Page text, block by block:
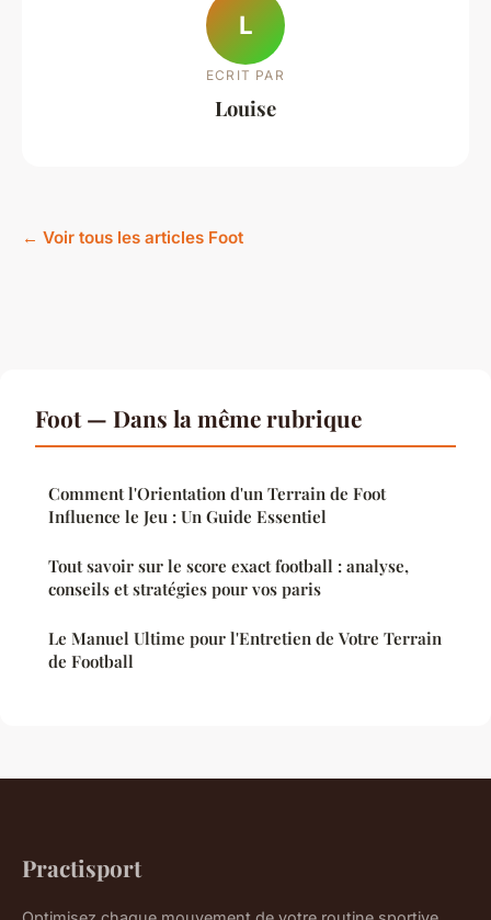
L
ECRIT PAR
Louise
← Voir tous les articles Foot
Foot — Dans la même rubrique
Comment l'Orientation d'un Terrain de Foot
Influence le Jeu : Un Guide Essentiel
Tout savoir sur le score exact football : analyse,
conseils et stratégies pour vos paris
Le Manuel Ultime pour l'Entretien de Votre Terrain
de Football
Practisport